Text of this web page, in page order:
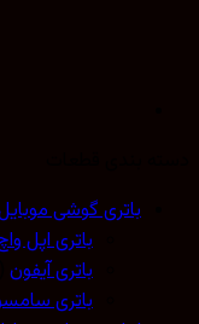
باتری گوشی موبایل(10)
باتری اپل واچ(0)
باتری آیفون(0)
باتری سامسونگ